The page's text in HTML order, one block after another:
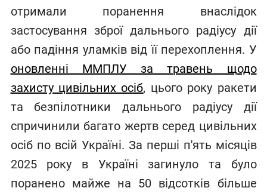
отримали поранення внаслідок
застосування зброї дальнього радіусу дії
або падіння уламків від її перехоплення. У
оновленні ММПЛУ за травень щодо
захисту цивільних осіб, цього року ракети
та безпілотники дальнього радіусу дії
спричинили багато жертв серед цивільних
осіб по всій Україні. За перші п'ять місяців
2025 року в Україні загинуло та було
поранено майже на 50 відсотків більше